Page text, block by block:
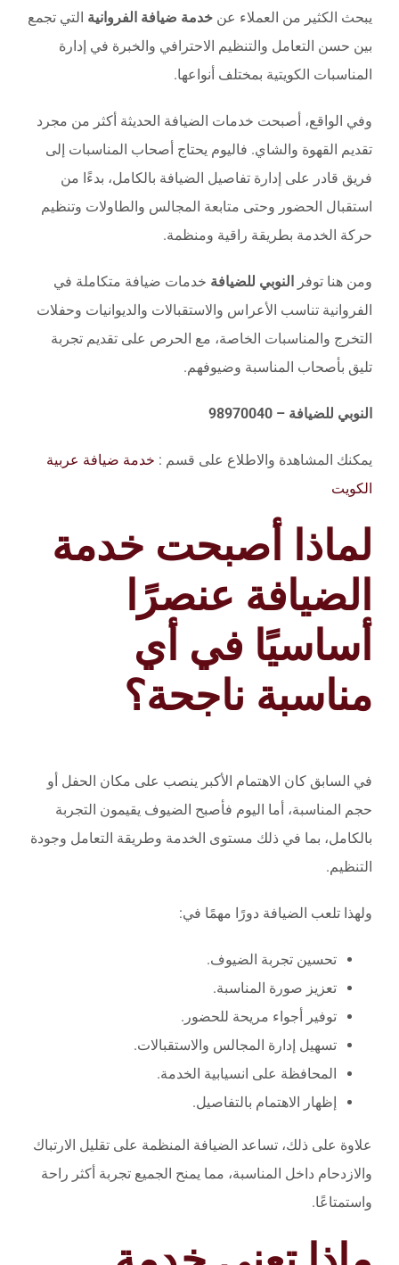
يبحث الكثير من العملاء عن خدمة ضيافة الفروانية التي تجمع
بين حسن التعامل والتنظيم الاحترافي والخبرة في إدارة
المناسبات الكويتية بمختلف أنواعها.
وفي الواقع، أصبحت خدمات الضيافة الحديثة أكثر من مجرد
تقديم القهوة والشاي. فاليوم يحتاج أصحاب المناسبات إلى
فريق قادر على إدارة تفاصيل الضيافة بالكامل، بدءًا من
استقبال الحضور وحتى متابعة المجالس والطاولات وتنظيم
حركة الخدمة بطريقة راقية ومنظمة.
ومن هنا توفر النوبي للضيافة خدمات ضيافة متكاملة في
الفروانية تناسب الأعراس والاستقبالات والديوانيات وحفلات
التخرج والمناسبات الخاصة، مع الحرص على تقديم تجربة
تليق بأصحاب المناسبة وضيوفهم.
النوبي للضيافة – 98970040
يمكنك المشاهدة والاطلاع على قسم : خدمة ضيافة عربية
الكويت
لماذا أصبحت خدمة
الضيافة عنصرًا
أساسيًا في أي
مناسبة ناجحة؟
في السابق كان الاهتمام الأكبر ينصب على مكان الحفل أو
حجم المناسبة، أما اليوم فأصبح الضيوف يقيمون التجربة
بالكامل، بما في ذلك مستوى الخدمة وطريقة التعامل وجودة
التنظيم.
ولهذا تلعب الضيافة دورًا مهمًا في:
تحسين تجربة الضيوف.
تعزيز صورة المناسبة.
توفير أجواء مريحة للحضور.
تسهيل إدارة المجالس والاستقبالات.
المحافظة على انسيابية الخدمة.
إظهار الاهتمام بالتفاصيل.
علاوة على ذلك، تساعد الضيافة المنظمة على تقليل الارتباك
والازدحام داخل المناسبة، مما يمنح الجميع تجربة أكثر راحة
واستمتاعًا.